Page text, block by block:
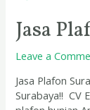
Jasa
Leave a
Jasa Plafon
Surabaya!! CV
Surabaya